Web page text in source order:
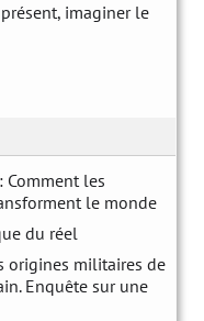
imaginer le
Comment les
le monde
du réel
origines militaires de
Enquête sur une